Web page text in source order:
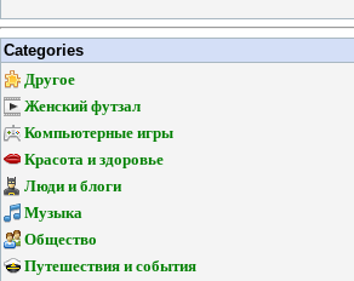
Categories
Другое
Женский футзал
Компьютерные игры
Красота и здоровье
Люди и блоги
Музыка
Общество
Путешествия и события